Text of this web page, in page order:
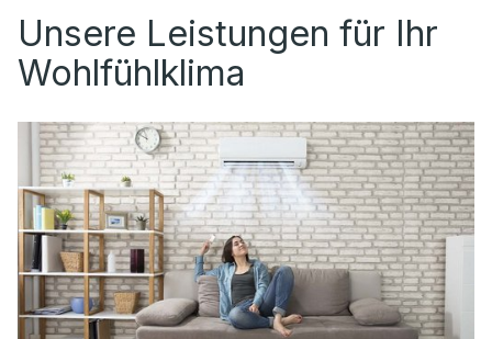
Unsere Leistungen für Ihr
Wohlfühlklima